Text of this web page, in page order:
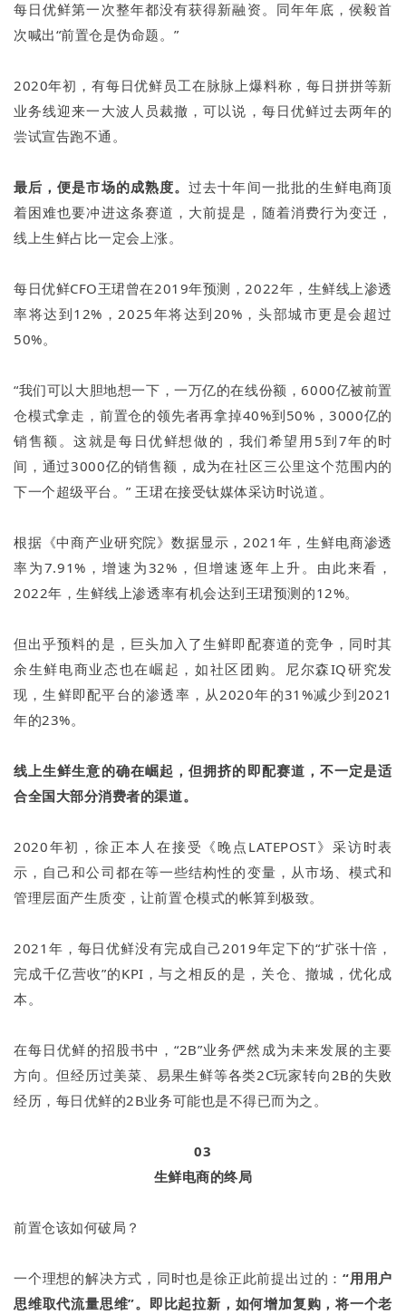
每日优鲜第一次整年都没有获得新融资。同年年底，侯毅首
次喊出“前置仓是伪命题。”
2020年初，有每日优鲜员工在脉脉上爆料称，每日拼拼等新
业务线迎来一大波人员裁撤，可以说，每日优鲜过去两年的
尝试宣告跑不通。
最后，便是市场的成熟度。过去十年间一批批的生鲜电商顶
着困难也要冲进这条赛道，大前提是，随着消费行为变迁，
线上生鲜占比一定会上涨。
每日优鲜CFO王珺曾在2019年预测，2022年，生鲜线上渗透
率将达到12%，2025年将达到20%，头部城市更是会超过
50%。
“我们可以大胆地想一下，一万亿的在线份额，6000亿被前置
仓模式拿走，前置仓的领先者再拿掉40%到50%，3000亿的
销售额。这就是每日优鲜想做的，我们希望用5到7年的时
间，通过3000亿的销售额，成为在社区三公里这个范围内的
下一个超级平台。” 王珺在接受钛媒体采访时说道。
根据《中商产业研究院》数据显示，2021年，生鲜电商渗透
率为7.91%，增速为32%，但增速逐年上升。由此来看，
2022年，生鲜线上渗透率有机会达到王珺预测的12%。
但出乎预料的是，巨头加入了生鲜即配赛道的竞争，同时其
余生鲜电商业态也在崛起，如社区团购。尼尔森IQ研究发
现，生鲜即配平台的渗透率，从2020年的31%减少到2021
年的23%。
线上生鲜生意的确在崛起，但拥挤的即配赛道，不一定是适
合全国大部分消费者的渠道。
2020年初，徐正本人在接受《晚点LATEPOST》采访时表
示，自己和公司都在等一些结构性的变量，从市场、模式和
管理层面产生质变，让前置仓模式的帐算到极致。
2021年，每日优鲜没有完成自己2019年定下的“扩张十倍，
完成千亿营收”的KPI，与之相反的是，关仓、撤城，优化成
本。
在每日优鲜的招股书中，“2B”业务俨然成为未来发展的主要
方向。但经历过美菜、易果生鲜等各类2C玩家转向2B的失败
经历，每日优鲜的2B业务可能也是不得已而为之。
03
生鲜电商的终局
前置仓该如何破局？
一个理想的解决方式，同时也是徐正此前提出过的：“用用户
思维取代流量思维”。即比起拉新，如何增加复购，将一个老